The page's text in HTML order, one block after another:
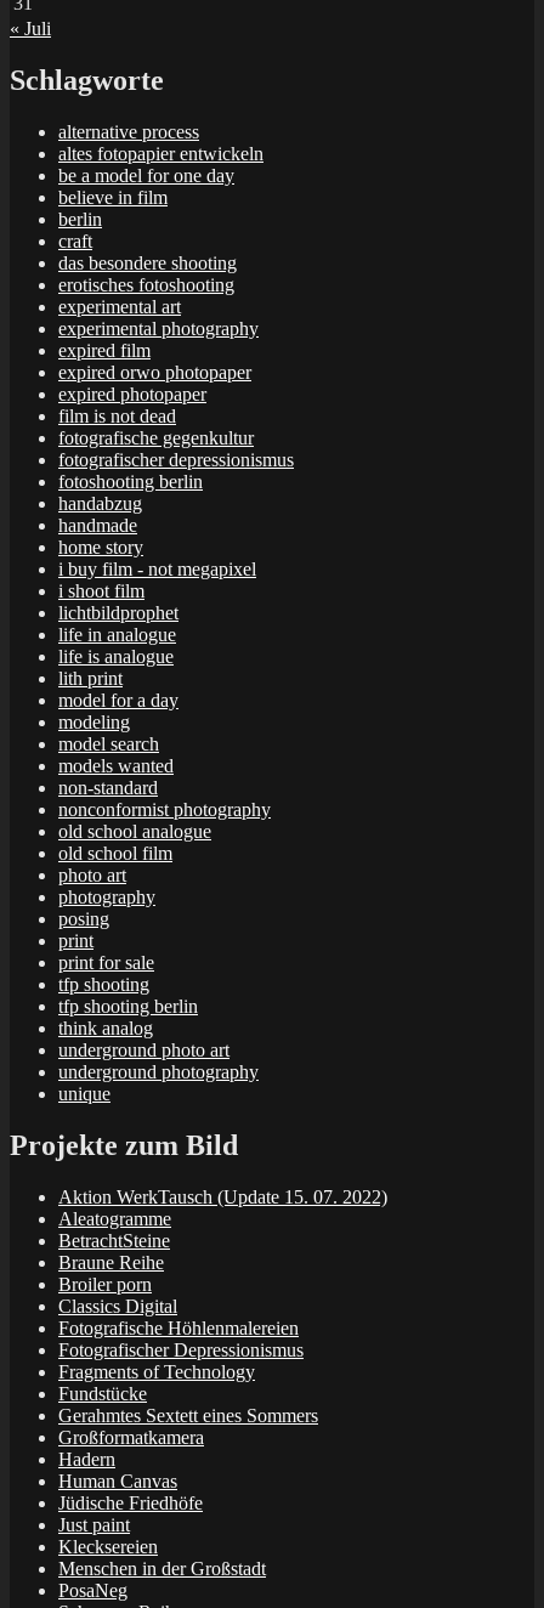
« Juli
Schlagworte
alternative process
altes fotopapier entwickeln
be a model for one day
believe in film
berlin
craft
das besondere shooting
erotisches fotoshooting
experimental art
experimental photography
expired film
expired orwo photopaper
expired photopaper
film is not dead
fotografische gegenkultur
fotografischer depressionismus
fotoshooting berlin
handabzug
handmade
home story
i buy film - not megapixel
i shoot film
lichtbildprophet
life in analogue
life is analogue
lith print
model for a day
modeling
model search
models wanted
non-standard
nonconformist photography
old school analogue
old school film
photo art
photography
posing
print
print for sale
tfp shooting
tfp shooting berlin
think analog
underground photo art
underground photography
unique
Projekte zum Bild
Aktion WerkTausch (Update 15. 07. 2022)
Aleatogramme
BetrachtSteine
Braune Reihe
Broiler porn
Classics Digital
Fotografische Höhlenmalereien
Fotografischer Depressionismus
Fragments of Technology
Fundstücke
Gerahmtes Sextett eines Sommers
Großformatkamera
Hadern
Human Canvas
Jüdische Friedhöfe
Just paint
Klecksereien
Menschen in der Großstadt
PosaNeg